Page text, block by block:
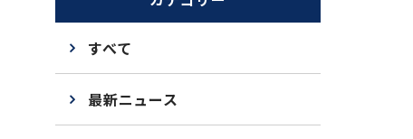
すべて
最新ニュース